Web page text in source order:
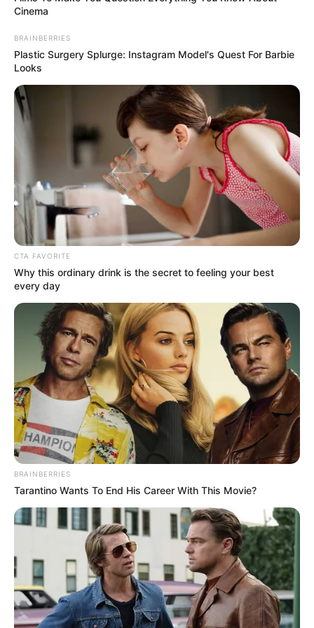
LIHAT ARTIKEL LAINNYA
Kisah Nabi Zakaria, Sabar
Puluhan Tahun Memohon
Keturunan
Doa Masuk dan Keluar
Masjid Beserta Artinya
Doa untuk Kedua Orang
Tua, Bentuk Terima Kasih
Cinema
BRAINBERRIES
Plastic Surgery Splurge: Instagram Model's Quest For Barbie
Looks
CTA FAVORITE
Why this ordinary drink is the secret to feeling your best
every day
BRAINBERRIES
Tarantino Wants To End His Career With This Movie?